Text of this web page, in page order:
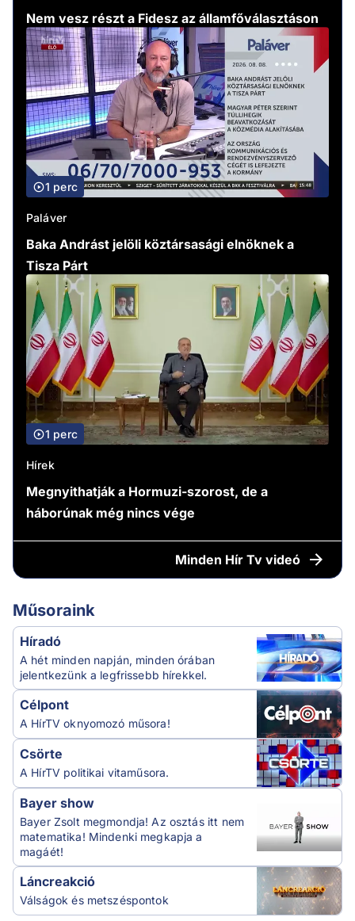
Nem vesz részt a Fidesz az államfőválasztáson
1 perc
Paláver
Baka Andrást jelöli köztársasági elnöknek a
Tisza Párt
1 perc
Hírek
Megnyithatják a Hormuzi-szorost, de a
háborúnak még nincs vége
Minden Hír Tv videó
Műsoraink
Híradó
A hét minden napján, minden órában
jelentkezünk a legfrissebb hírekkel.
Célpont
A HírTV oknyomozó műsora!
Csörte
A HírTV politikai vitaműsora.
Bayer show
Bayer Zsolt megmondja! Az osztás itt nem
matematika! Mindenki megkapja a
magáét!
Láncreakció
Válságok és metszéspontok